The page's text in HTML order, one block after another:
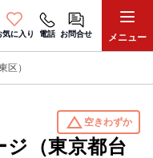
気に入り 電話 お問合せ メニュー
区）
change_history 空きわずか
（東京都台